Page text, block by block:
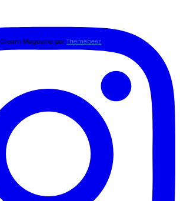
Cream Magazine por Themebeez